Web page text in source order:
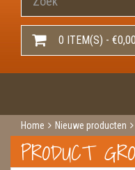
0 ITEM(S) - €0,00
Home Nieuwe producten
Wierook
PRODUCT